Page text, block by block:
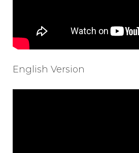
English Version